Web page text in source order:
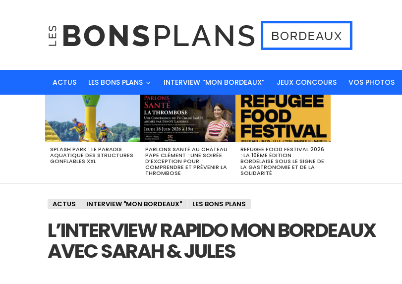
ACTUS LES BONS PLANS INTERVIEW “MON BORDEAUX” JEUX CONCOURS VOS PHOTOS
SPLASH PARK : LE PARADIS
AQUATIQUE DES STRUCTURES
GONFLABLES XXL
PARLONS SANTÉ AU CHÂTEAU
PAPE CLÉMENT : UNE SOIRÉE
D’EXCEPTION POUR
COMPRENDRE ET PRÉVENIR LA
THROMBOSE
REFUGEE FOOD FESTIVAL 2026
: LA 10ÈME ÉDITION
BORDELAISE SOUS LE SIGNE DE
LA GASTRONOMIE ET DE LA
SOLIDARITÉ
ACTUS INTERVIEW "MON BORDEAUX" LES BONS PLANS
L’INTERVIEW RAPIDO MON BORDEAUX
AVEC SARAH & JULES